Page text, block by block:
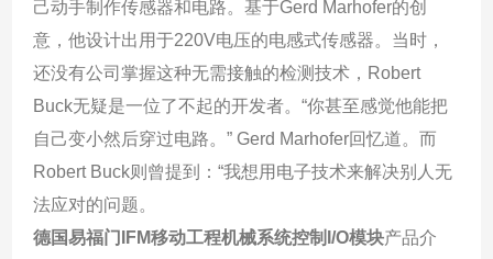
己动手制作传感器和电路。基于Gerd Marhofer的创
意，他设计出用于220V电压的电感式传感器。当时，
还没有公司掌握这种无需接触的检测技术，Robert
Buck无疑是一位了不起的开发者。“你甚至感觉他能把
自己变小然后穿过电路。” Gerd Marhofer回忆道。而
Robert Buck则曾提到：“我想用电子技术来解决别人无
法应对的问题。
德国易福门IFM移动工程机械系统控制I/O模块产品介